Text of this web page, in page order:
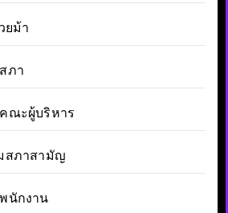
ยม้า
ภา
ณะผู้บริหาร
สภาสามัญ
นักงาน